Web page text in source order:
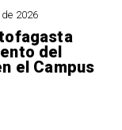
2026
del
el Campus